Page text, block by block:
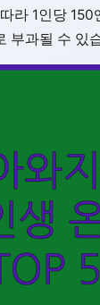
라 1인당
부과될 수 있